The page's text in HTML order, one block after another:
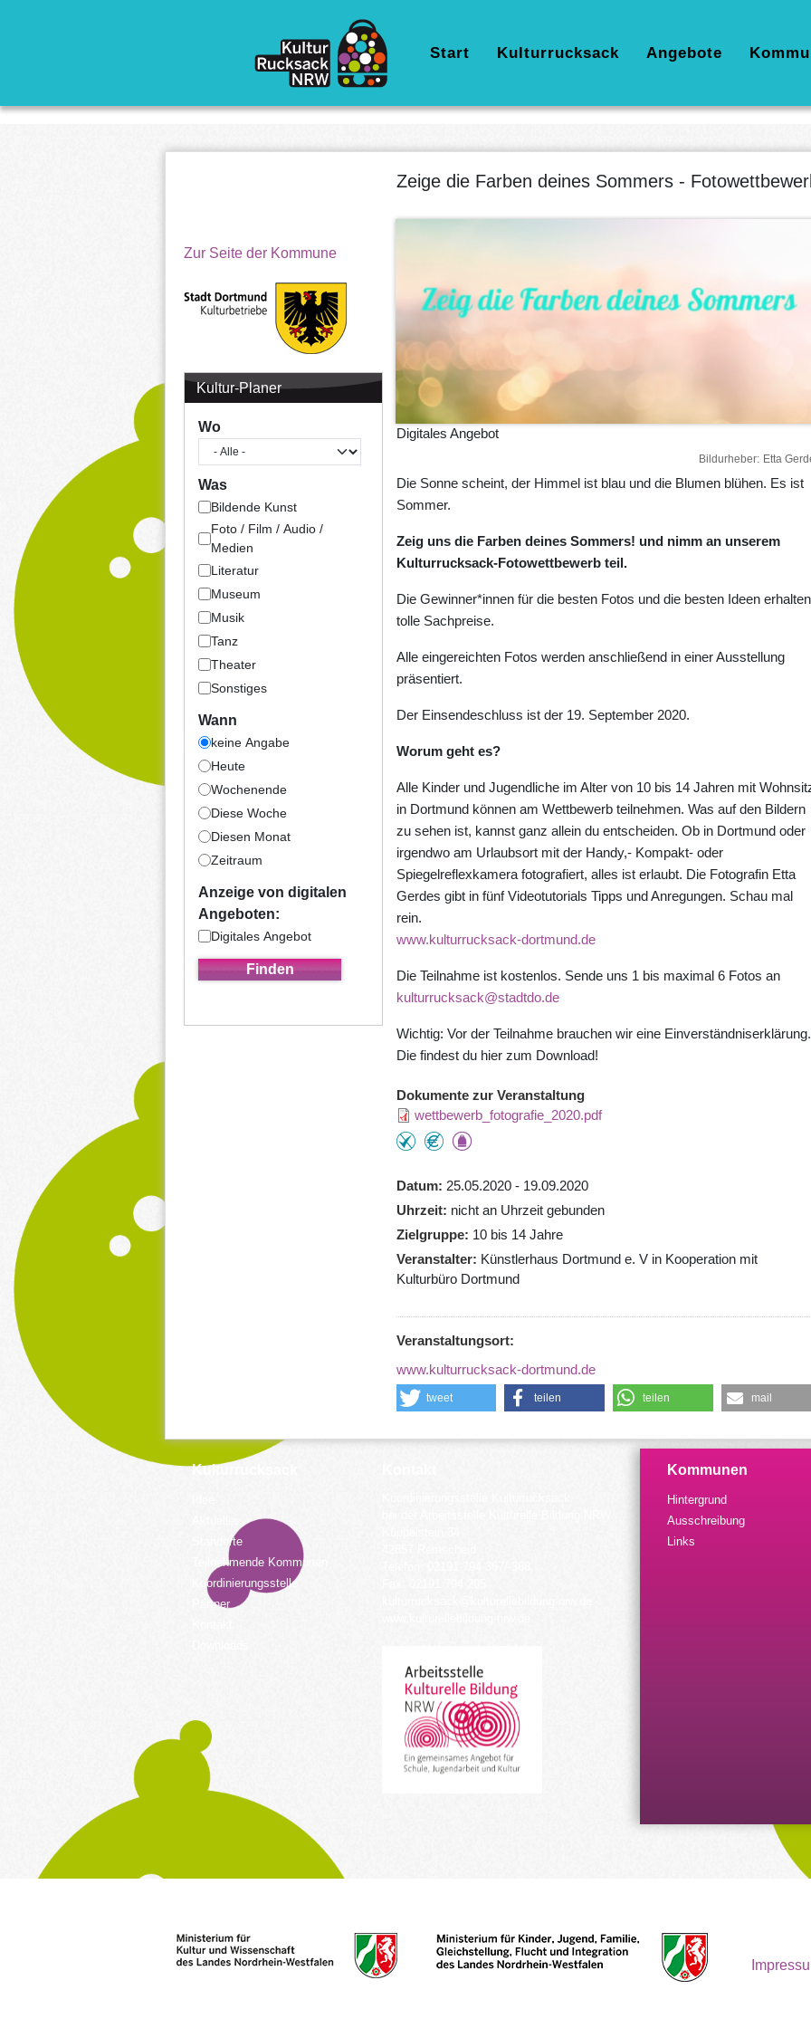
Hauptnavigation
Start Kulturrucksack Angebote
Zur Seite der Kommune
Kultur-Planer
Wo
Was
Bildende Kunst
Foto / Film / Audio /
Medien
Literatur
Museum
Musik
Tanz
Theater
Sonstiges
Wann
keine Angabe
Heute
Wochenende
Diese Woche
Diesen Monat
Zeitraum
Anzeige von digitalen
Angeboten:
Digitales Angebot
Zeige die Farben deines Sommers -
Digitales Angebot
Bildurheber Etta
Die Sonne scheint, der Himmel ist blau und die Blumen blühen. Es ist
Sommer.
Zeig uns die Farben deines Sommers! und nimm an unserem
Kulturrucksack-Fotowettbewerb teil.
Die Gewinner*innen für die besten Fotos und die besten Ideen erhalten
tolle Sachpreise.
Alle eingereichten Fotos werden anschließend in einer Ausstellung
präsentiert.
Der Einsendeschluss ist der 19. September 2020.
Worum geht es?
Alle Kinder und Jugendliche im Alter von 10 bis 14 Jahren mit
in Dortmund können am Wettbewerb teilnehmen. Was auf den Bildern
zu sehen ist, kannst ganz allein du entscheiden. Ob in Dortmund oder
irgendwo am Urlaubsort mit der Handy,- Kompakt- oder
Spiegelreflexkamera fotografiert, alles ist erlaubt. Die Fotografin Etta
Gerdes gibt in fünf Videotutorials Tipps und Anregungen. Schau mal
rein.
www.kulturrucksack-dortmund.de
Die Teilnahme ist kostenlos. Sende uns 1 bis maximal 6 Fotos an
kulturrucksack@stadtdo.de
Wichtig: Vor der Teilnahme brauchen wir eine Einverständniserklärung.
Die findest du hier zum Download!
Dokumente zur Veranstaltung
wettbewerb_fotografie_2020.pdf
Datum
25.05.2020 - 19.09.2020
Uhrzeit
nicht an Uhrzeit gebunden
Zielgruppe
10 bis 14 Jahre
Veranstalter
Künstlerhaus Dortmund e. V in Kooperation mit
Kulturbüro Dortmund
Veranstaltungsort:
www.kulturrucksack-dortmund.de
tweet teilen teilen mail
Kulturrucksack
Standorte
Teilnehmende Kommunen
Koordinierungsstelle
Partner
Kommunen
Hintergrund
Ausschreibung
Links